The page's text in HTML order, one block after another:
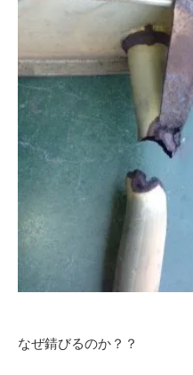
なぜ錆びるのか？？